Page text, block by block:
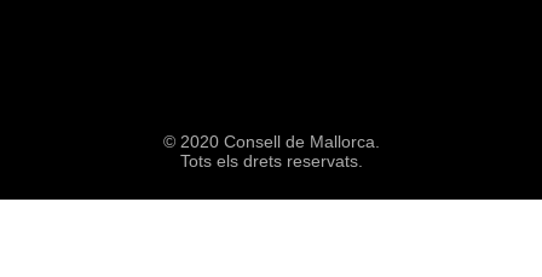
© 2020 Consell de Mallorca.
Tots els drets reservats.